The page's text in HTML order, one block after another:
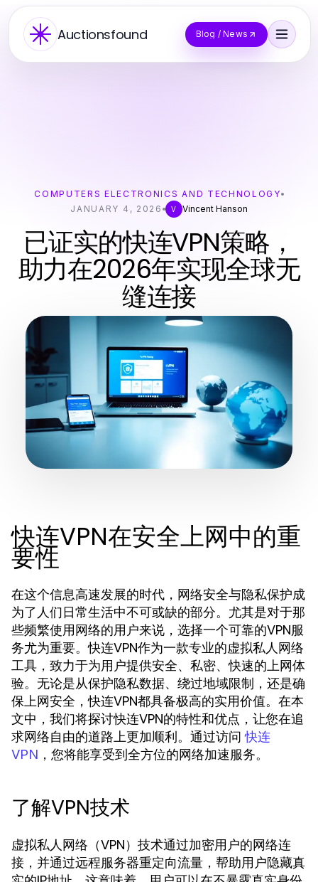
Auctionsfound Blog / News
COMPUTERS ELECTRONICS AND TECHNOLOGY
JANUARY 4, 2026
V Vincent Hanson
已证实的快连VPN策略，
助力在2026年实现全球无
缝连接
快连VPN在安全上网中的重
要性
在这个信息高速发展的时代，网络安全与隐私保护成
为了人们日常生活中不可或缺的部分。尤其是对于那
些频繁使用网络的用户来说，选择一个可靠的VPN服
务尤为重要。快连VPN作为一款专业的虚拟私人网络
工具，致力于为用户提供安全、私密、快速的上网体
验。无论是从保护隐私数据、绕过地域限制，还是确
保上网安全，快连VPN都具备极高的实用价值。在本
文中，我们将探讨快连VPN的特性和优点，让您在追
求网络自由的道路上更加顺利。通过访问快连
VPN ，您将能享受到全方位的网络加速服务。
了解VPN技术
虚拟私人网络（VPN）技术通过加密用户的网络连
接，并通过远程服务器重定向流量，帮助用户隐藏真